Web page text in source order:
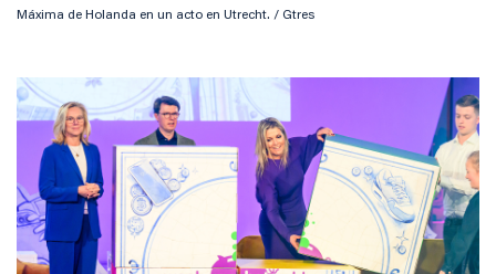
Máxima de Holanda en un acto en Utrecht. / Gtres